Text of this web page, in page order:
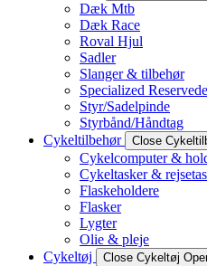
Dæk Mtb
Dæk Race
Roval Hjul
Sadler
Slanger & tilbehør
Specialized
Styr/Sadelpinde
Styrbånd/Håndtag
Cykeltilbehør
Close
Cykelcomputer &
Cykeltasker &
Flaskeholdere
Flasker
Lygter
Olie & pleje
Cykeltøj
Close Cykeltøj